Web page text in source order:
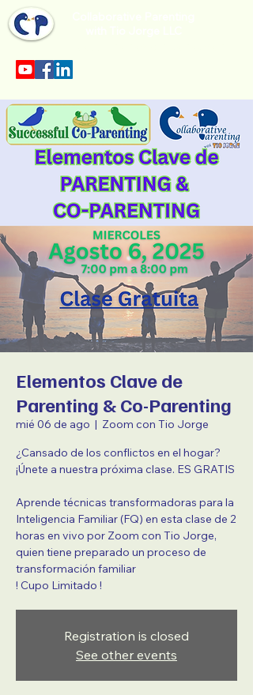
Elementos Clave de
Parenting & Co-Parenting
mié 06 de ago
  |
Zoom con Tio Jorge
¿Cansado de los conflictos en el hogar?
¡Únete a nuestra próxima clase. ES GRATIS
Aprende técnicas transformadoras para la
Inteligencia Familiar (FQ) en esta clase de 2
horas en vivo por Zoom con Tio Jorge,
quien tiene preparado un proceso de
transformación familiar
! Cupo Limitado !
Registration is closed
See other events